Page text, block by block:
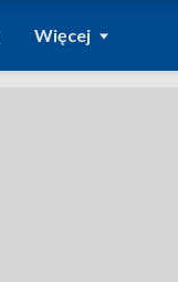
Więcej